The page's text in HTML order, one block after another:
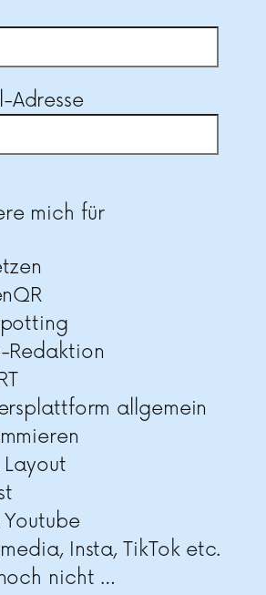
Adresse
mich für
Redaktion
allgemein
Youtube
Insta, TikTok etc.
nicht …